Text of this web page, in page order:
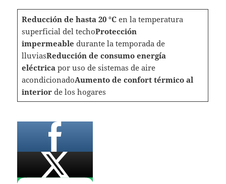
Reducción de hasta 20 °Cen la temperatura
superficial del techoProtección
impermeable durante la temporada de
lluviasReducción de consumo energía
eléctrica por uso de sistemas de aire
acondicionadoAumento de confort térmico al
interiorde los hogares